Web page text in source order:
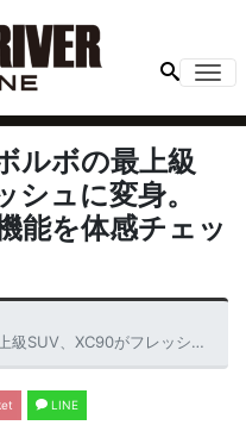
ルボの最上級
ュに変身。
能を体感チェッ
に変身。若々しい味わいと高機能を体感チェック
LINE